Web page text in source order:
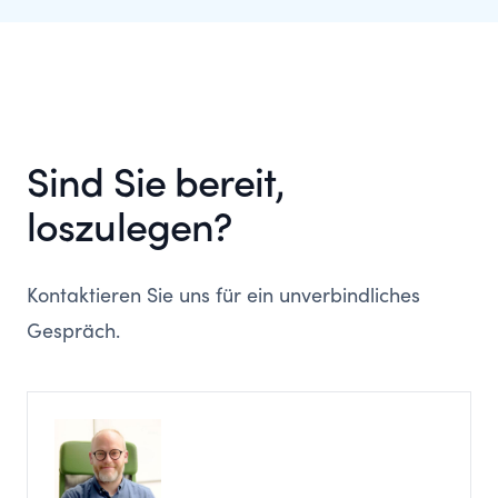
Sind Sie bereit,
loszulegen?
Kontaktieren Sie uns für ein unverbindliches
Gespräch.